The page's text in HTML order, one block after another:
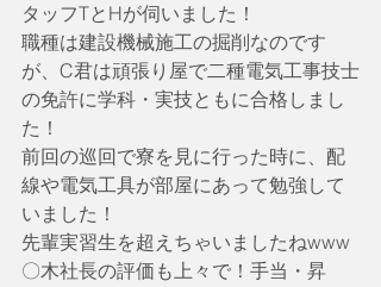
タッフTとHが伺いました！
職種は建設機械施工の掘削なのです
が、C君は頑張り屋で二種電気工事技士
の免許に学科・実技ともに合格しまし
た！
前回の巡回で寮を見に行った時に、配
線や電気工具が部屋にあって勉強して
いました！
先輩実習生を超えちゃいましたねwww
〇木社長の評価も上々で！手当・昇